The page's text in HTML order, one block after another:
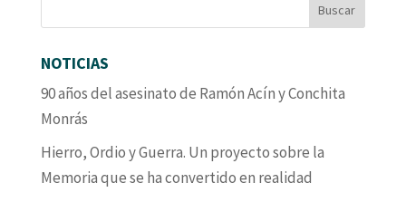
NOTICIAS
90 años del asesinato de Ramón Acín y Conchita
Monrás
Hierro, Ordio y Guerra. Un proyecto sobre la
Memoria que se ha convertido en realidad